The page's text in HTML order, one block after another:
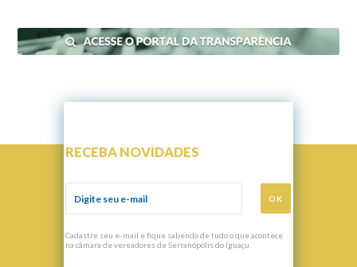
RECEBA NOVIDADES
OK
Cadastre seu e-mail e fique sabendo de tudo o que acontece
na câmara de vereadores de Serranópolis do Iguaçu.